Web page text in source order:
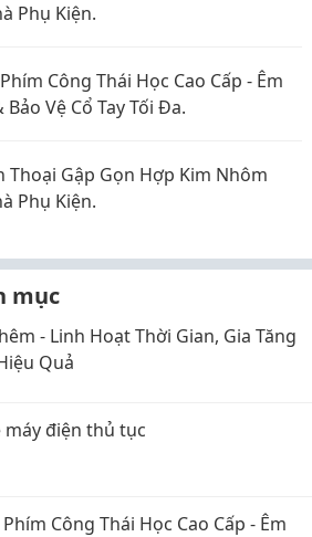
Phụ Kiện.
Công Thái Học Cao Cấp - Êm
Bảo Vệ Cổ Tay Tối Đa.
Thoại Gập Gọn Hợp Kim Nhôm
Phụ Kiện.
mục
- Linh Hoạt Thời Gian, Gia Tăng
Quả
điện thủ tục
Phím Công Thái Học Cao Cấp - Êm